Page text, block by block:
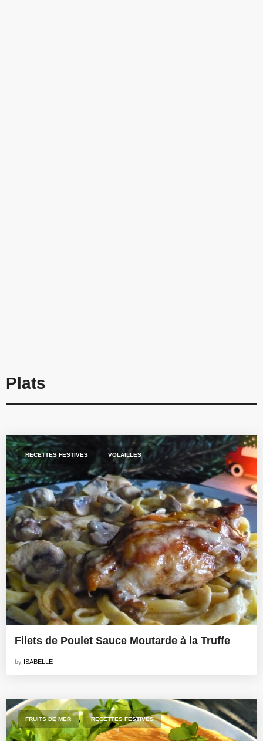
Plats
RECETTES FESTIVES VOLAILLES
Filets de Poulet Sauce Moutarde à la Truffe
by ISABELLE
FRUITS DE MER , RECETTES FESTIVES